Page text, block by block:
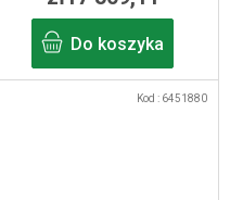
Do koszyka
Kod : 6451880